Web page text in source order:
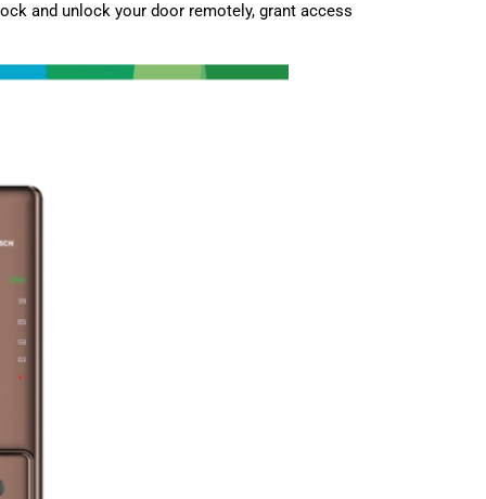
and unlock your door remotely, grant access